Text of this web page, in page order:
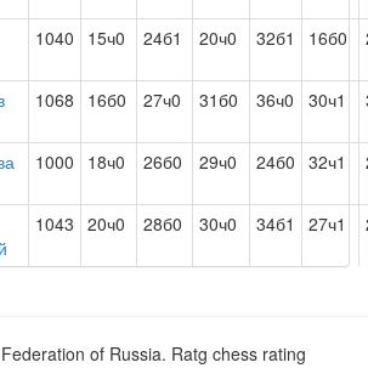
1040 15ч0 24б1 20ч0 32б1 16б0
1068 16б0 27ч0 31б0 36ч0 30ч1
1000 18ч0 26б0 29ч0 24б0 32ч1
1043 20ч0 28б0 30ч0 34б1 27ч1
of Russia. Ratg chess rating